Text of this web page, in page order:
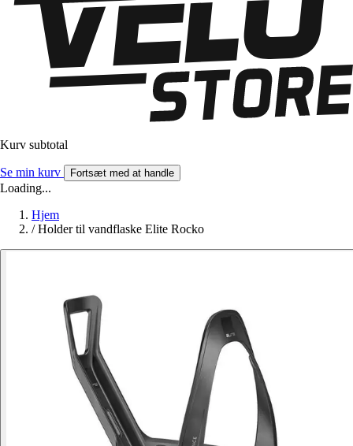
Kurv subtotal
Se min kurv Fortsæt med at handle
Loading...
Hjem
/ Holder til vandflaske Elite Rocko